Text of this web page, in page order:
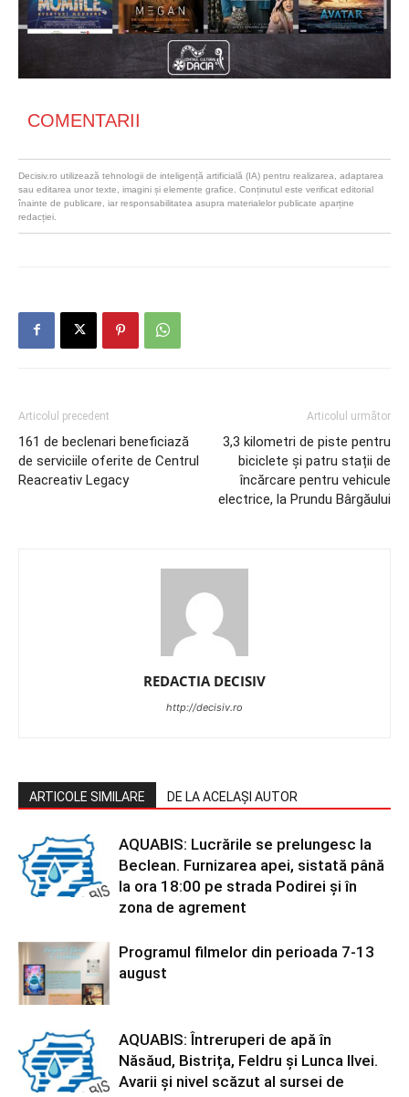
COMENTARII
Decisiv.ro utilizează tehnologii de inteligență artificială (IA) pentru realizarea, adaptarea
sau editarea unor texte, imagini și elemente grafice. Conținutul este verificat editorial
înainte de publicare, iar responsabilitatea asupra materialelor publicate aparține
redacției.
Articolul precedent
161 de beclenari beneficiază
de serviciile oferite de Centrul
Reacreativ Legacy
Articolul următor
3,3 kilometri de piste pentru
biciclete și patru stații de
încărcare pentru vehicule
electrice, la Prundu Bârgăului
REDACTIA DECISIV
http://decisiv.ro
ARTICOLE SIMILARE DE LA ACELAȘI AUTOR
AQUABIS: Lucrările se prelungesc la
Beclean. Furnizarea apei, sistată până
la ora 18:00 pe strada Podirei și în
zona de agrement
Programul filmelor din perioada 7-13
august
AQUABIS: Întreruperi de apă în
Năsăud, Bistrița, Feldru și Lunca Ilvei.
Avarii și nivel scăzut al sursei de